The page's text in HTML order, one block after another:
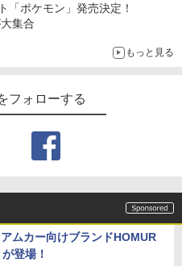
「ポケモン」発売決定！
集合
もっと見る
フォローする
ムカー向けブランドHOMUR
登場！